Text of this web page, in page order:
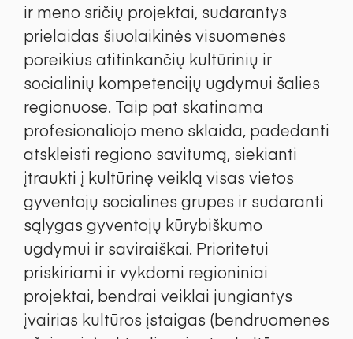
ir meno sričių projektai, sudarantys
prielaidas šiuolaikinės visuomenės
poreikius atitinkančių kultūrinių ir
socialinių kompetencijų ugdymui šalies
regionuose. Taip pat skatinama
profesionaliojo meno sklaida, padedanti
atskleisti regiono savitumą, siekianti
įtraukti į kultūrinę veiklą visas vietos
gyventojų socialines grupes ir sudaranti
sąlygas gyventojų kūrybiškumo
ugdymui ir saviraiškai. Prioritetui
priskiriami ir vykdomi regioniniai
projektai, bendrai veiklai jungiantys
įvairias kultūros įstaigas (bendruomenes